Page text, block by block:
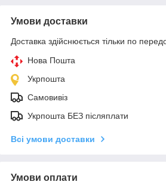
Умови доставки
Доставка здійснюється тільки по
Нова Пошта
Укрпошта
Самовивіз
Укрпошта БЕЗ післяплати
Всі умови доставки
Умови оплати